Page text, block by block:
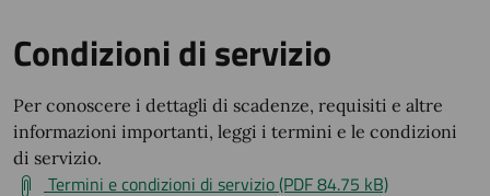
Condizioni di servizio
Per conoscere i dettagli di scadenze, requisiti e altre
informazioni importanti, leggi i termini e le condizioni
di servizio.
Termini e condizioni di servizio (PDF 84.75 kB)